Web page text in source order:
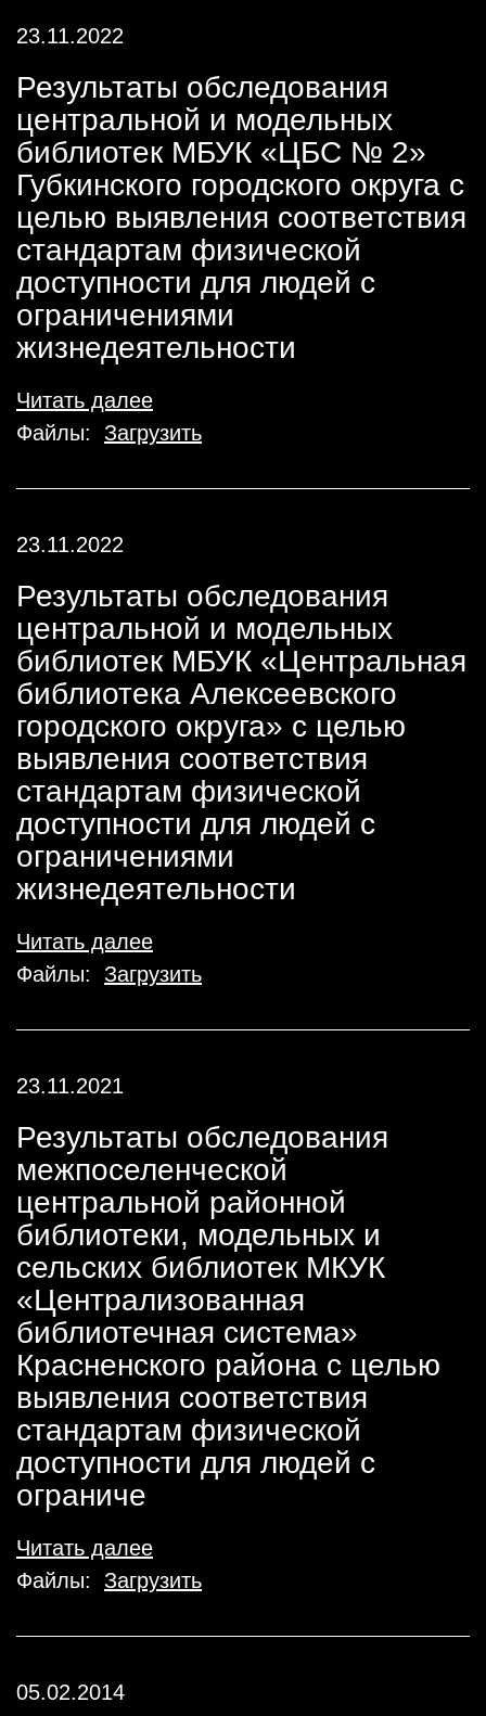
23.11.2022
Результаты обследования
центральной и модельных
библиотек МБУК «ЦБС № 2»
Губкинского городского округа с
целью выявления соответствия
стандартам физической
доступности для людей с
ограничениями
жизнедеятельности
Читать далее
Файлы: Загрузить
23.11.2022
Результаты обследования
центральной и модельных
библиотек МБУК «Центральная
библиотека Алексеевского
городского округа» с целью
выявления соответствия
стандартам физической
доступности для людей с
ограничениями
жизнедеятельности
Читать далее
Файлы: Загрузить
23.11.2021
Результаты обследования
межпоселенческой
центральной районной
библиотеки, модельных и
сельских библиотек МКУК
«Централизованная
библиотечная система»
Красненского района с целью
выявления соответствия
стандартам физической
доступности для людей с
ограниче
Читать далее
Файлы: Загрузить
05.02.2014